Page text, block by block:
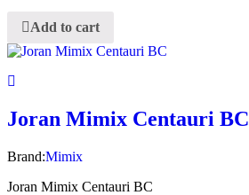
Add to cart
Joran Mimix Centauri BC
Brand:Mimix
Joran Mimix Centauri BC